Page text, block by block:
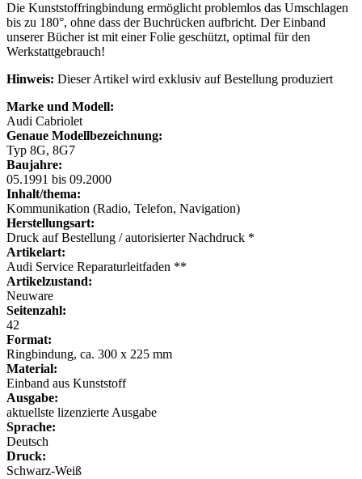
Die Kunststoffringbindung ermöglicht problemlos das Umschlagen
bis zu 180°, ohne dass der Buchrücken aufbricht. Der Einband
unserer Bücher ist mit einer Folie geschützt, optimal für den
Werkstattgebrauch!
Hinweis: Dieser Artikel wird exklusiv auf Bestellung produziert
Marke und Modell:
Audi Cabriolet
Genaue Modellbezeichnung:
Typ 8G, 8G7
Baujahre:
05.1991 bis 09.2000
Inhalt/thema:
Kommunikation (Radio, Telefon, Navigation)
Herstellungsart:
Druck auf Bestellung / autorisierter Nachdruck *
Artikelart:
Audi Service Reparaturleitfaden **
Artikelzustand:
Neuware
Seitenzahl:
42
Format:
Ringbindung, ca. 300 x 225 mm
Material:
Einband aus Kunststoff
Ausgabe:
aktuellste lizenzierte Ausgabe
Sprache:
Deutsch
Druck:
Schwarz-Weiß